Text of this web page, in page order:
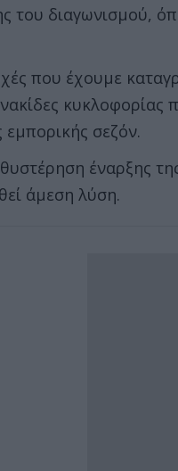
του διαγωνισμού,
που έχουμε
κυκλοφορίας
σεζόν.
έναρξης της
άμεση λύση.